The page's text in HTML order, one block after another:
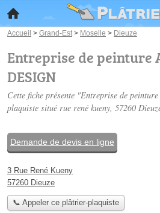
Accueil > Grand-Est > Moselle > Dieuze
Entreprise de peinture
DESIGN
Cette fiche présente "Entreprise de
plaquiste situé rue rené kueny, 57260
Demande de devis en ligne
3 Rue René Kueny
57260 Dieuze
📞 Appeler ce plâtrier-plaquiste